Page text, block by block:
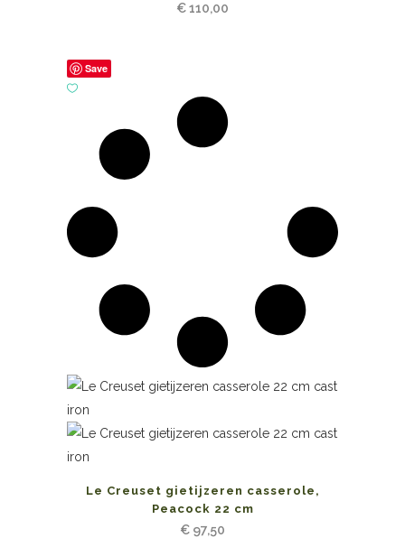
€110,00
Save
Le Creuset gietijzeren casserole,
Peacock 22 cm
€ 97,50